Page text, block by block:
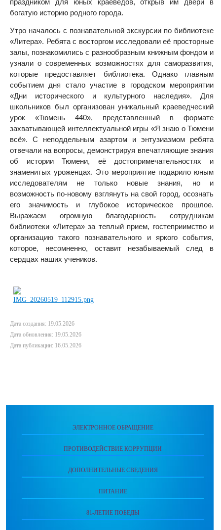
праздником для юных краеведов, открыв им двери в
богатую историю родного города.
Утро началось с познавательной экскурсии по библиотеке
«Литера». Ребята с восторгом исследовали её просторные
залы, познакомились с разнообразным книжным фондом и
узнали о современных возможностях для саморазвития,
которые предоставляет библиотека. Однако главным
событием дня стало участие в городском мероприятии
«Дни исторического и культурного наследия». Для
школьников был организован уникальный краеведческий
урок «Тюмень 440», представленный в формате
захватывающей интеллектуальной игры «Я знаю о Тюмени
всё». С неподдельным азартом и энтузиазмом ребята
отвечали на вопросы, демонстрируя впечатляющие знания
об истории Тюмени, её достопримечательностях и
знаменитых уроженцах. Это мероприятие подарило юным
исследователям не только новые знания, но и
возможность по-новому взглянуть на свой город, осознать
его значимость и глубокое историческое прошлое.
Выражаем огромную благодарность сотрудникам
библиотеки «Литера» за теплый прием, гостеприимство и
организацию такого познавательного и яркого события,
которое, несомненно, оставит незабываемый след в
сердцах наших учеников.
Дата создания: 19.05.2026
Дата обновления: 19.05.2026
Дата публикации: 16.05.2026
ЭЛЕКТРОННОЕ ОБРАЩЕНИЕ
ПРОТИВОДЕЙСТВИЕ КОРРУПЦИИ
ДОПОЛНИТЕЛЬНЫЕ СВЕДЕНИЯ
ПИТАНИЕ
81-ЛЕТИЕ ПОБЕДЫ